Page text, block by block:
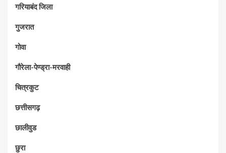
गरियाबंद जिला
गुजरात
गोवा
गौरेला-पेण्ड्रा-मरवाही
चित्रकुट
छत्तीसगढ़
छालीवुड
छुरा